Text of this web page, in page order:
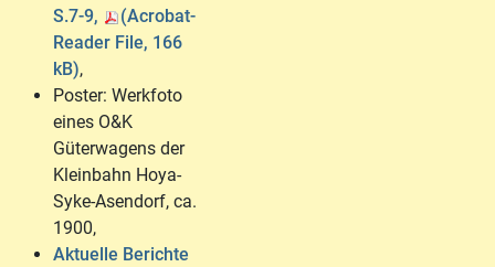
S.7-9,
(Acrobat-
Reader File, 166
kB),
Poster: Werkfoto
eines O&K
Güterwagens der
Kleinbahn Hoya-
Syke-Asendorf, ca.
1900,
Aktuelle Berichte